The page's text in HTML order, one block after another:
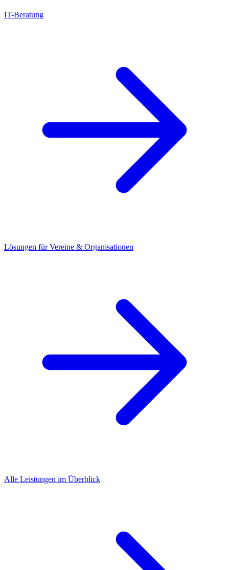
IT-Beratung
Lösungen für Vereine & Organisationen
Alle Leistungen im Überblick